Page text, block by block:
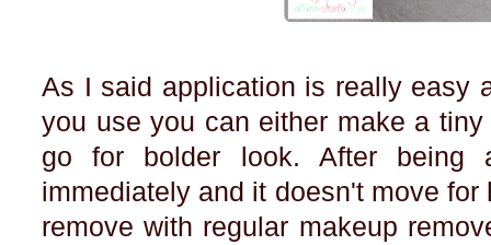
As I said application is really easy
you use you can either make a
go for bolder look. After being
immediately and it doesn't move
remove with regular makeup